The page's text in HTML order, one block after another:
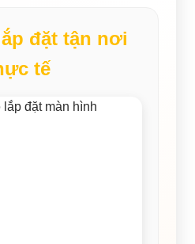
đặt tận nơi
tế